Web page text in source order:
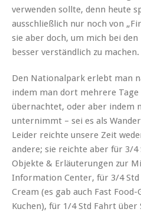
verwenden sollte, denn heute
ausschließlich nur noch von
sie aber doch, um mich bei den
besser verständlich zu machen.
Den Nationalpark erlebt man
indem man dort mehrere
übernachtet, oder aber indem
unternimmt – sei es als
Leider reichte unsere Zeit
andere; sie reichte aber für 3/4
Objekte & Erläuterungen zur
Information Center, für 3/4 Std
Cream (es gab auch Fast
Kuchen), für 1/4 Std Fahrt